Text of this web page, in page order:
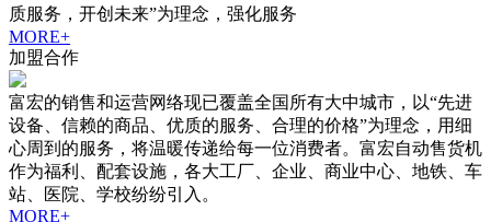
质服务，开创未来”为理念，强化服务
MORE+
加盟合作
富宏的销售和运营网络现已覆盖全国所有大中城市，以“先进
设备、信赖的商品、优质的服务、合理的价格”为理念，用细
心周到的服务，将温暖传递给每一位消费者。富宏自动售货机
作为福利、配套设施，各大工厂、企业、商业中心、地铁、车
站、医院、学校纷纷引入。
MORE+